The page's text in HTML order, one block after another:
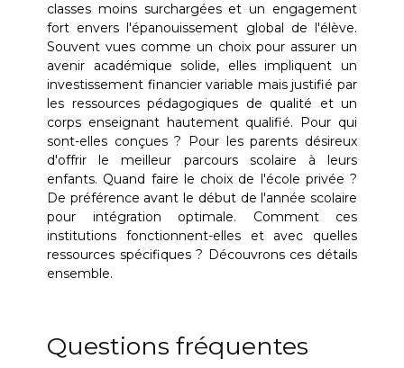
classes moins surchargées et un engagement
fort envers l'épanouissement global de l'élève.
Souvent vues comme un choix pour assurer un
avenir académique solide, elles impliquent un
investissement financier variable mais justifié par
les ressources pédagogiques de qualité et un
corps enseignant hautement qualifié. Pour qui
sont-elles conçues ? Pour les parents désireux
d'offrir le meilleur parcours scolaire à leurs
enfants. Quand faire le choix de l'école privée ?
De préférence avant le début de l'année scolaire
pour intégration optimale. Comment ces
institutions fonctionnent-elles et avec quelles
ressources spécifiques ? Découvrons ces détails
ensemble.
Questions fréquentes